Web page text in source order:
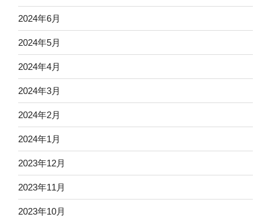
2024年6月
2024年5月
2024年4月
2024年3月
2024年2月
2024年1月
2023年12月
2023年11月
2023年10月